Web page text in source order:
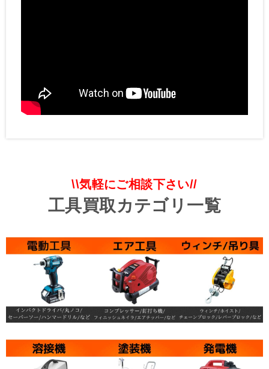
\\気軽にご相談下さい//
工具買取カテゴリ一覧